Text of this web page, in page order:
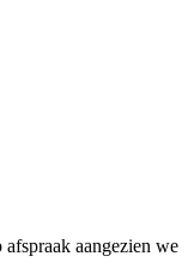
aangezien we